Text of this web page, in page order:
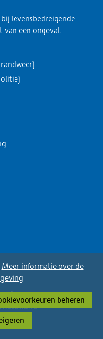
Meer informatie over de
beheren
levensbedreigende
van een ongeval.